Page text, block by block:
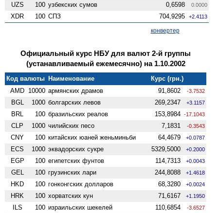
UZS 100 узбекских сумов 0,6598 0.0000
XDR 100 СПЗ 704,9295 +2.4113
конвертер
Официальный курс НБУ для валют 2-й группы
(устанавливаемый ежемесячно) на 1.10.2002
Код валюты Наименование
Курс (грн.)
AMD 10000 армянских драмов 91,8602 -3.7532
BGL 1000 болгарских левов 269,2347 +3.1157
BRL 100 бразильских реалов 153,8984 -17.1043
CLP 1000 чилийских песо 7,1831 -0.3543
CNY 100 китайских юаней женьминьби 64,4679 +0.0787
ECS 1000 эквадорских сукре 5329,5000 +0.2000
EGP 100 египетских фунтов 114,7313 +0.0043
GEL 100 грузинских лари 244,8088 +1.4618
HKD 100 гонконгских долларов 68,3280 +0.0024
HRK 100 хорватских кун 71,6167 +1.1950
ILS 100 израильских шекелей 110,6854 -3.6527